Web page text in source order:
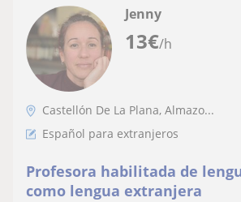
13€/h
Jenny
Castellón De La Plana, Almazo...
Español para extranjeros
Profesora habilitada de
como lengua extranjera